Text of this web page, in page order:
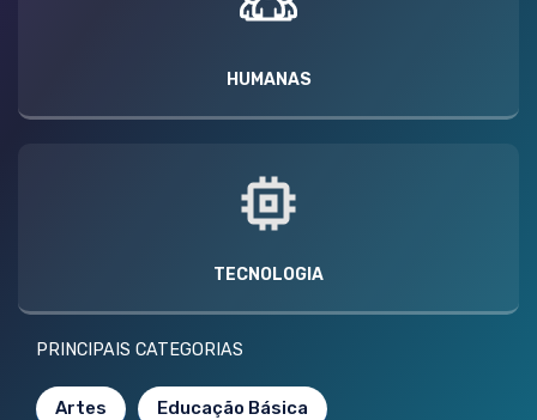
HUMANAS
TECNOLOGIA
PRINCIPAIS CATEGORIAS
Artes Educação Básica